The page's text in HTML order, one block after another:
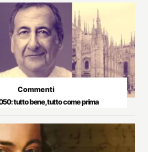
Commenti
tutto bene, tutto come prima